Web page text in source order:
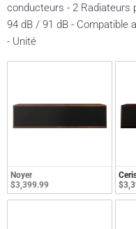
conducteurs - 2 Radiateurs
94 dB / 91 dB - Compatible
- Unité
Noyer
$3,399.99